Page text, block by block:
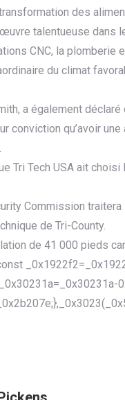
des
talentueuse
CNC, la plomberie
du climat
a également
conviction qu’avoir
Tri Tech USA ait
Commission
de Tri-County.
de 41 000 pieds